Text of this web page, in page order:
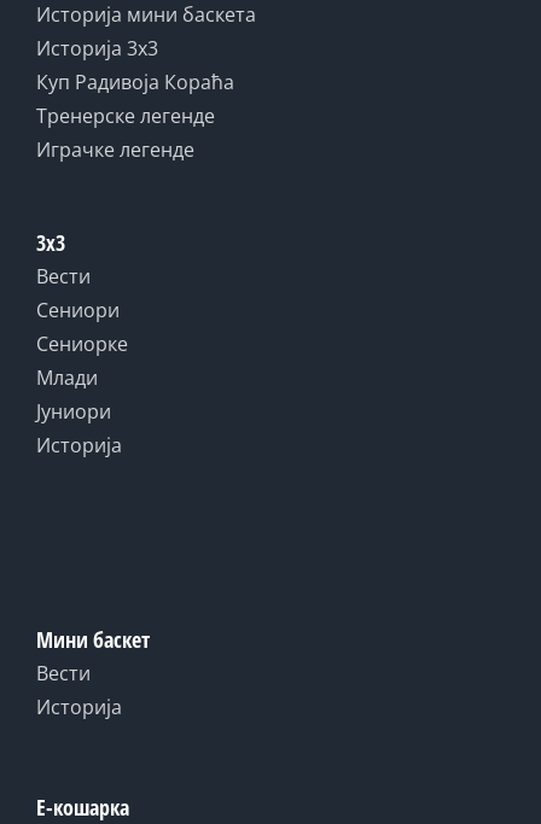
Историја мини баскета
Историја 3x3
Куп Радивоја Кораћа
Тренерске легенде
Играчке легенде
3x3
Вести
Сениори
Сениорке
Млади
Јуниори
Историја
Мини баскет
Вести
Историја
Е-кошарка